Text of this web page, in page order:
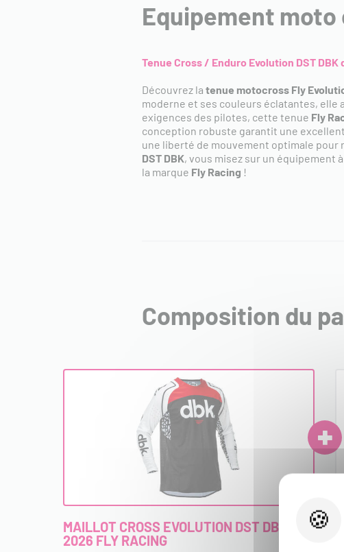
Equipement moto
Tenue Cross / Enduro Evolution DST DBK
Découvrez la tenue motocross Fly
moderne et ses couleurs éclatantes, elle
exigences des pilotes, cette tenue Fly
conception robuste garantit une
une liberté de mouvement optimale pour
DST DBK, vous misez sur un
la marque Fly Racing !
Composition du
MAILLOT CROSS EVOLUTION DST DBK
2026 FLY RACING